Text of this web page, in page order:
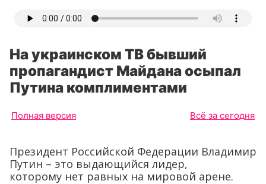
На украинском ТВ бывший
пропагандист Майдана осыпал
Путина комплиментами
Полная версия Всё за сегодня
Президент Российской Федерации Владимир
Путин – это выдающийся лидер,
которому нет равных на мировой арене.